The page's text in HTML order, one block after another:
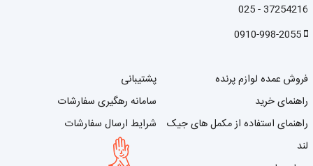
37254216 - 025
0910-998-2055
فروش عمده لوازم پرنده
راهنمای خرید
راهنمای استفاده از مکمل های جیک
لند
پشتیبانی
سامانه رهگیری سفارشات
شرایط ارسال سفارشات